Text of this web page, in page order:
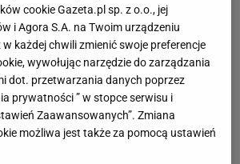
cookie Gazeta.pl sp. z o.o., jej
i Agora S.A. na Twoim urządzeniu
każdej chwili zmienić swoje preferencje
wywołując narzędzie do zarządzania
dot. przetwarzania danych poprzez
prywatności ” w stopce serwisu i
Zaawansowanych”. Zmiana
możliwa jest także za pomocą ustawień